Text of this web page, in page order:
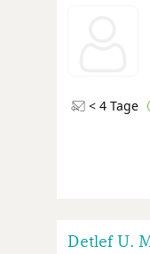
< 4 Tage
Detlef U.